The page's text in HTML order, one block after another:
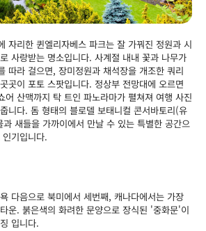
자리한 퀸엘리자베스 파크는 잘 가꿔진 정원과 시
사랑받는 명소입니다. 사계절 내내 꽃과 나무가
따라 걸으면, 장미정원과 채석장을 개조한 쿼리
곳이 포토 스팟입니다. 정상부 전망대에 오르면
어 산맥까지 탁 트인 파노라마가 펼쳐져 여행 사진
니다. 돔 형태의 블로델 보태니컬 콘서바토리(유
새들을 가까이에서 만날 수 있는 특별한 공간으
기입니다.
다음으로 북미에서 세번째, 캐나다에서는 가장
운. 붉은색의 화려한 문양으로 장식된 '중화문'이
입니다.